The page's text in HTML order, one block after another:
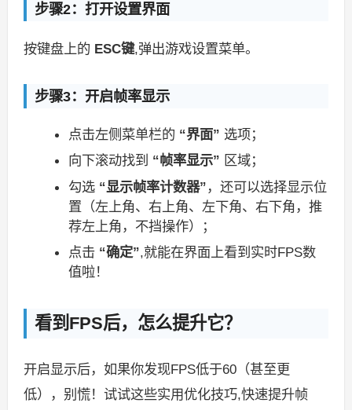
步骤2：打开设置界面
按键盘上的 ESC键,弹出游戏设置菜单。
步骤3：开启帧率显示
点击左侧菜单栏的 “界面” 选项；
向下滚动找到 “帧率显示” 区域；
勾选 “显示帧率计数器” ，还可以选择显示位
置（左上角、右上角、左下角、右下角，推
荐左上角，不挡操作）；
点击 “确定”,就能在界面上看到实时FPS数
值啦！
看到FPS后，怎么提升它？
开启显示后，如果你发现FPS低于60（甚至更
低），别慌！试试这些实用优化技巧,快速提升帧